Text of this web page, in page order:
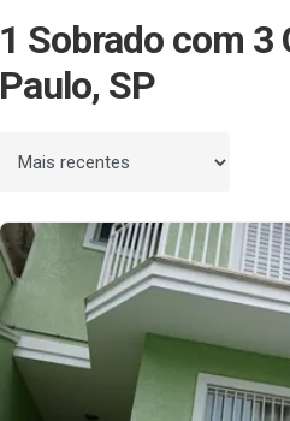
1 Sobrado com 3
Paulo, SP
Ordenar por